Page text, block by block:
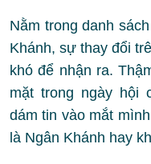
Nằm trong danh
Khánh, sự thay đổi
khó để nhận ra.
mặt trong ngày hội
dám tin vào mắt
là Ngân Khánh hay